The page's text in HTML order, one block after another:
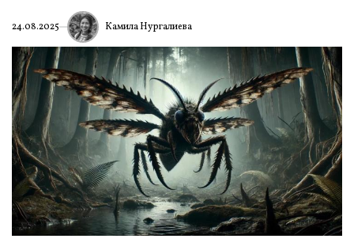
24.08.2025 Камила Нургалиева